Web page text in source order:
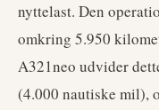
nyttelast. Den
omkring 5.950
A321neo udvider
(4.000 nautiske mil),